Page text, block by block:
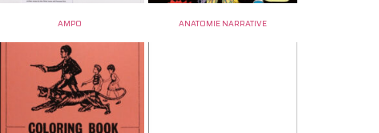
AMPO ANATOMIE NARRATIVE